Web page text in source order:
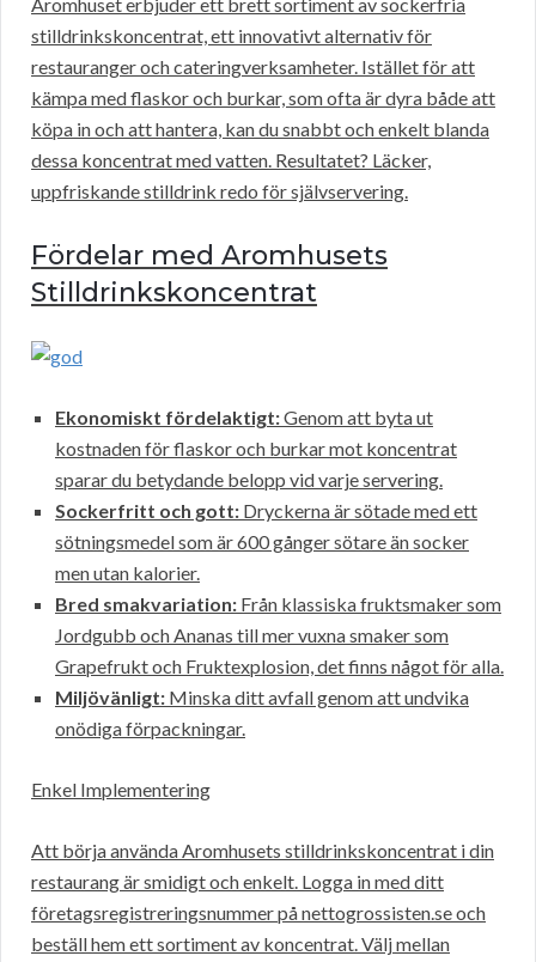
stilldrinkskoncentrat, ett innovativt alternativ för
restauranger och cateringverksamheter. Istället för att
kämpa med flaskor och burkar, som ofta är dyra både att
köpa in och att hantera, kan du snabbt och enkelt blanda
dessa koncentrat med vatten. Resultatet? Läcker,
uppfriskande stilldrink redo för självservering.
Fördelar med Aromhusets
Stilldrinkskoncentrat
Ekonomiskt fördelaktigt:Genom att byta ut
kostnaden för flaskor och burkar mot koncentrat
sparar du betydande belopp vid varje servering.
Sockerfritt och gott: Dryckerna är sötade med ett
sötningsmedel som är 600 gånger sötare än socker
men utan kalorier.
Bred smakvariation: Från klassiska fruktsmaker som
Jordgubb och Ananas till mer vuxna smaker som
Grapefrukt och Fruktexplosion, det finns något för alla.
Miljövänligt: Minska ditt avfall genom att undvika
onödiga förpackningar.
Enkel Implementering
Att börja använda Aromhusets stilldrinkskoncentrat i din
restaurang är smidigt och enkelt. Logga in med ditt
företagsregistreringsnummer på nettogrossisten.se och
beställ hem ett sortiment av koncentrat. Välj mellan